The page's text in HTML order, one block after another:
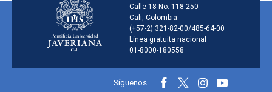
Información de la
Calle 18 No. 118-250
Cali, Colombia.
(+57-2) 321-82-00/485-64-00
Línea gratuita nacional
01-8000-180558
Información y redes sociales
Síguenos